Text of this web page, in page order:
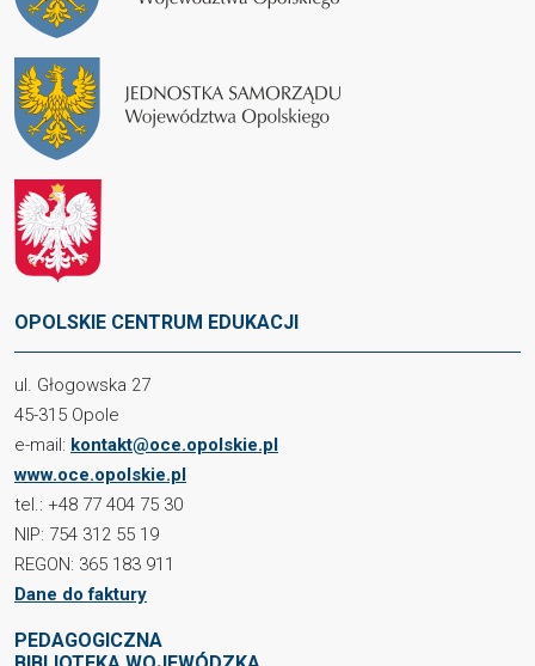
OPOLSKIE CENTRUM EDUKACJI
ul. Głogowska 27
45-315 Opole
e-mail: kontakt@oce.opolskie.pl
www.oce.opolskie.pl
tel.: +48 77 404 75 30
NIP: 754 312 55 19
REGON: 365 183 911
Dane do faktury
PEDAGOGICZNA